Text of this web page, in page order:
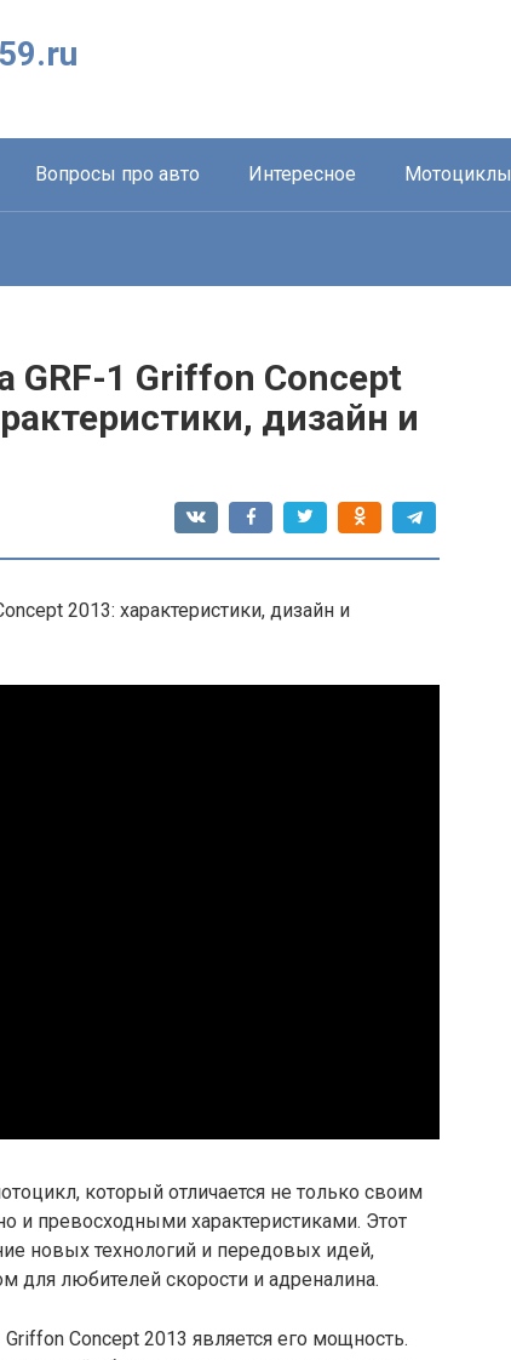
Вопросы про авто Интересное Мотоциклы
GRF-1 Griffon Concept
дизайн и
который отличается не только своим
превосходными характеристиками. Этот
новых технологий и передовых идей,
любителей скорости и адреналина.
Concept 2013 является его мощность.